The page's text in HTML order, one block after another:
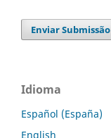
Enviar Submissão
Idioma
Español (España)
English